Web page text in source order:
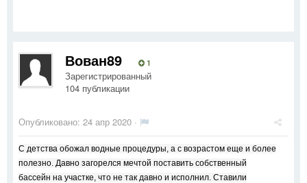
Вован89 1
Зарегистрированный
104 публикации
Опубликовано: 24 апр 2020 ·
С детства обожал водные процедуры, а с возрастом еще и более
полезно. Давно загорелся мечтой поставить собственный
бассейн на участке, что не так давно и исполнил. Ставили